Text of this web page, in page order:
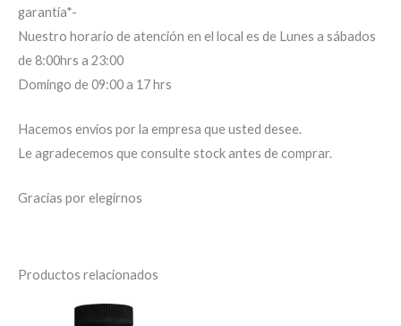
garantía*-
Nuestro horario de atención en el local es de Lunes a sábados
de 8:00hrs a 23:00
Domingo de 09:00 a 17 hrs
Hacemos envíos por la empresa que usted desee.
Le agradecemos que consulte stock antes de comprar.
Gracias por elegirnos
Productos relacionados